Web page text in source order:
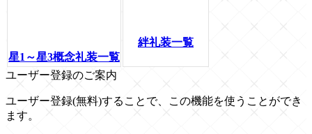
星1～星3概念礼装一覧
絆礼装一覧
ユーザー登録のご案内
ユーザー登録(無料)することで、この機能を使うことができ
ます。